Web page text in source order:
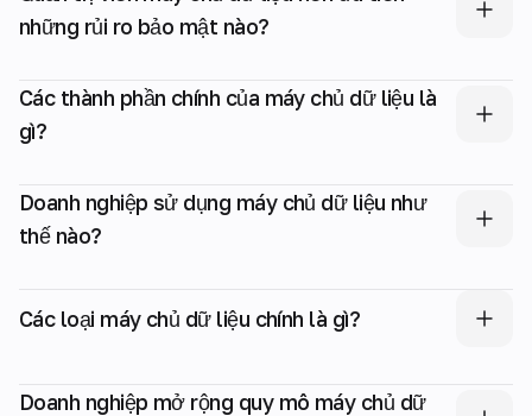
những rủi ro bảo mật nào?
Các thành phần chính của máy chủ dữ liệu là
gì?
Doanh nghiệp sử dụng máy chủ dữ liệu như
thế nào?
Các loại máy chủ dữ liệu chính là gì?
Doanh nghiệp mở rộng quy mô máy chủ dữ